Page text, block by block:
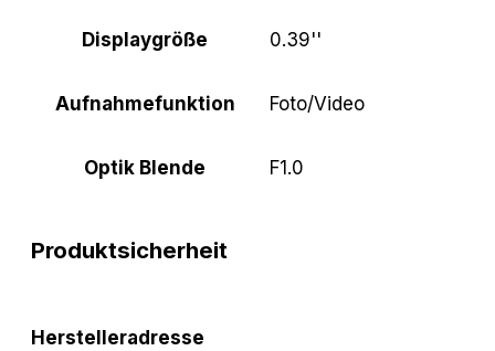
Displaygröße 0.39''
Aufnahmefunktion Foto/Video
Optik Blende F1.0
Produktsicherheit
Herstelleradresse